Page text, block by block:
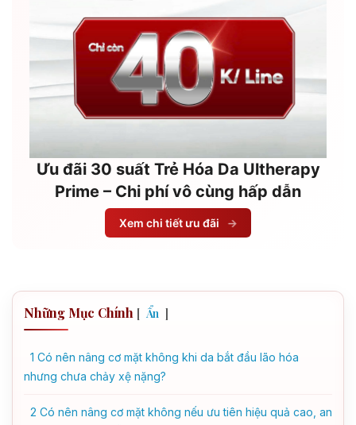
Ưu đãi 30 suất Trẻ Hóa Da Ultherapy
Prime – Chi phí vô cùng hấp dẫn
Xem chi tiết ưu đãi →
Những Mục Chính [ Ẩn ]
1 Có nên nâng cơ mặt không khi da bắt đầu lão hóa
nhưng chưa chảy xệ nặng?
2 Có nên nâng cơ mặt không nếu ưu tiên hiệu quả cao, an